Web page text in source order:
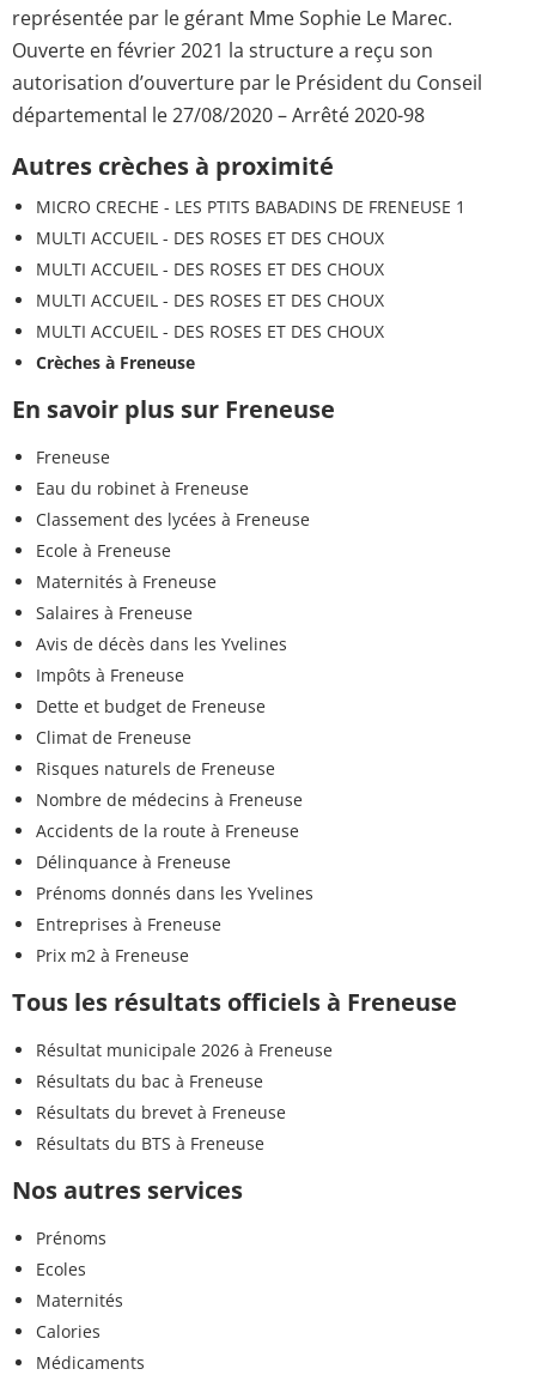
représentée par le gérant Mme Sophie Le Marec.
Ouverte en février 2021 la structure a reçu son
autorisation d’ouverture par le Président du Conseil
départemental le 27/08/2020 – Arrêté 2020-98
Autres crèches à proximité
MICRO CRECHE - LES PTITS BABADINS DE FRENEUSE 1
MULTI ACCUEIL - DES ROSES ET DES CHOUX
MULTI ACCUEIL - DES ROSES ET DES CHOUX
MULTI ACCUEIL - DES ROSES ET DES CHOUX
MULTI ACCUEIL - DES ROSES ET DES CHOUX
Crèches à Freneuse
En savoir plus sur Freneuse
Freneuse
Eau du robinet à Freneuse
Classement des lycées à Freneuse
Ecole à Freneuse
Maternités à Freneuse
Salaires à Freneuse
Avis de décès dans les Yvelines
Impôts à Freneuse
Dette et budget de Freneuse
Climat de Freneuse
Risques naturels de Freneuse
Nombre de médecins à Freneuse
Accidents de la route à Freneuse
Délinquance à Freneuse
Prénoms donnés dans les Yvelines
Entreprises à Freneuse
Prix m2 à Freneuse
Tous les résultats officiels à Freneuse
Résultat municipale 2026 à Freneuse
Résultats du bac à Freneuse
Résultats du brevet à Freneuse
Résultats du BTS à Freneuse
Nos autres services
Prénoms
Ecoles
Maternités
Calories
Médicaments